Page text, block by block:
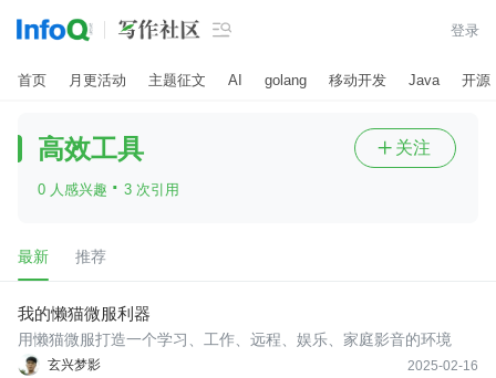
 登录
首页 月更活动 主题征文 AI golang 移动开发 Java 开源
高效工具
0 人感兴趣 · 3 次引用
 关注
最新 推荐
我的懒猫微服利器
玄兴梦影 2025-02-16
用懒猫微服打造一个学习、工作、远程、娱乐、家庭影音的环境